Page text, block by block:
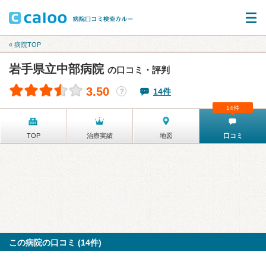
« 病院TOP
岩手県立中部病院 の口コミ・評判
3.50 ？ 14件
TOP 治療実績 地図 口コミ
14件
この病院の口コミ (14件)